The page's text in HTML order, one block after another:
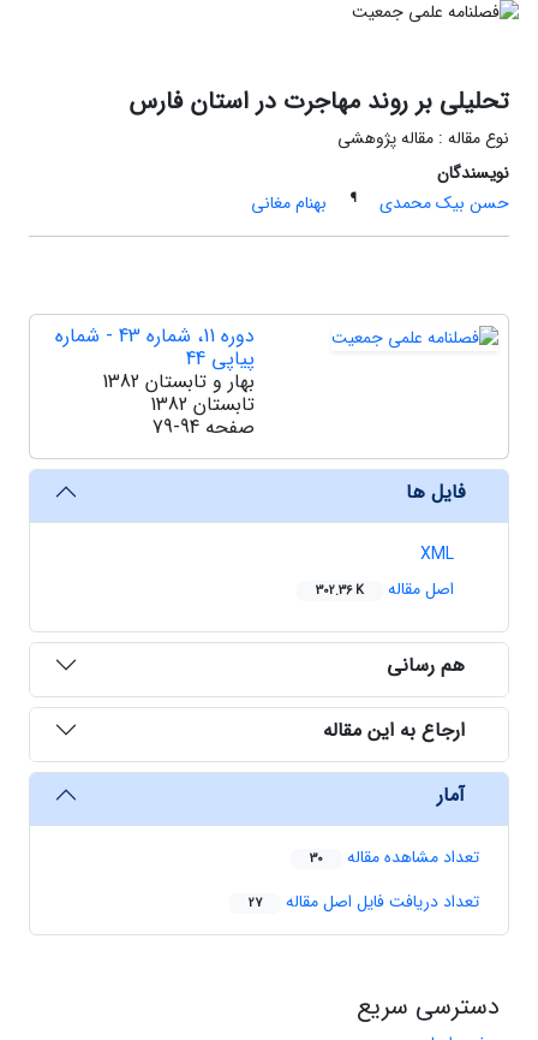
تحلیلی بر روند مهاجرت در استان فارس
نوع مقاله : مقاله پژوهشی
نویسندگان
حسن بیک محمدی
¶ بهنام مغانی
دوره 11، شماره 43 - شماره
پیاپی 44
بهار و تابستان 1382
تابستان 1382
صفحه 79-94
فایل ها
XML
اصل مقاله
302.36 K
هم رسانی
ارجاع به این مقاله
آمار
تعداد مشاهده مقاله 30
تعداد دریافت فایل اصل مقاله 27
دسترسی سریع